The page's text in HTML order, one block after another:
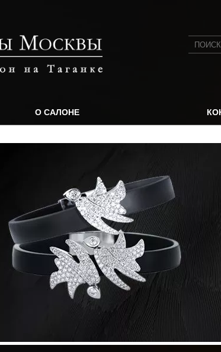
О САЛОНЕ